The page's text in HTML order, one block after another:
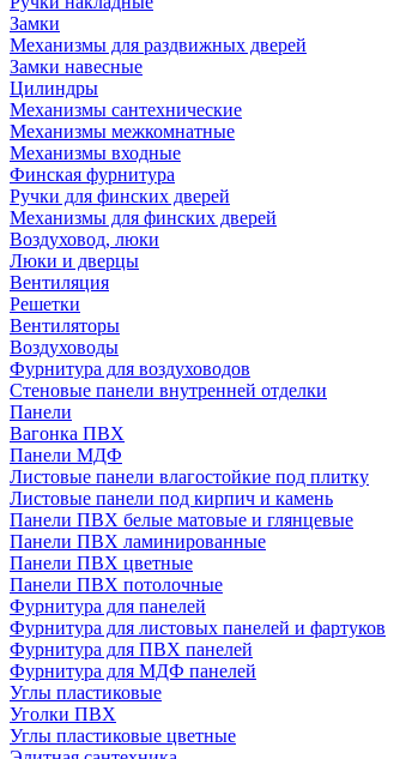
Замки
Механизмы для раздвижных дверей
Замки навесные
Цилиндры
Механизмы сантехнические
Механизмы межкомнатные
Механизмы входные
Финская фурнитура
Ручки для финских дверей
Механизмы для финских дверей
Воздуховод, люки
Люки и дверцы
Вентиляция
Решетки
Вентиляторы
Воздуховоды
Фурнитура для воздуховодов
Стеновые панели внутренней отделки
Панели
Вагонка ПВХ
Панели МДФ
Листовые панели влагостойкие под плитку
Листовые панели под кирпич и камень
Панели ПВХ белые матовые и глянцевые
Панели ПВХ ламинированные
Панели ПВХ цветные
Панели ПВХ потолочные
Фурнитура для панелей
Фурнитура для листовых панелей и фартуков
Фурнитура для ПВХ панелей
Фурнитура для МДФ панелей
Углы пластиковые
Уголки ПВХ
Углы пластиковые цветные